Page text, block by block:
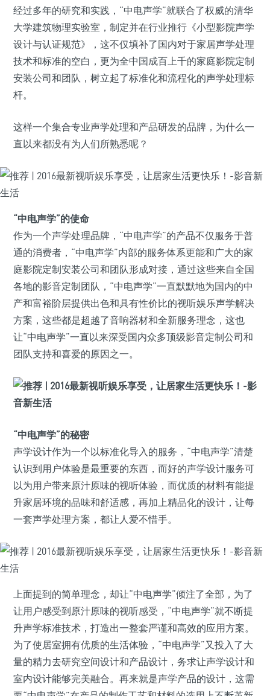
经过多年的研究和实践，“中电声学”就联合了权威的清华
大学建筑物理实验室，制定并在行业推行《小型影院声学
设计与认证规范》，这不仅填补了国内对于家居声学处理
技术和标准的空白，更为全中国成百上千的家庭影院定制
安装公司和团队，树立起了标准化和流程化的声学处理标
杆。
这样一个集合专业声学处理和产品研发的品牌，为什么一
直以来都没有为人们所熟悉呢？
“中电声学”的使命
作为一个声学处理品牌，“中电声学”的产品不仅服务于普
通的消费者，“中电声学”内部的服务体系更能和广大的家
庭影院定制安装公司和团队形成对接，通过这些来自全国
各地的影音定制团队，“中电声学”一直默默地为国内的中
产和富裕阶层提供出色和具有性价比的视听娱乐声学解决
方案，这些都是超越了音响器材和全新服务理念，这也
让“中电声学”一直以来深受国内众多顶级影音定制公司和
团队支持和喜爱的原因之一。
“中电声学”的秘密
声学设计作为一个以标准化导入的服务，“中电声学”清楚
认识到用户体验是最重要的东西，而好的声学设计服务可
以为用户带来原汁原味的视听体验，而优质的材料有能提
升家居环境的品味和舒适感，再加上精品化的设计，让每
一套声学处理方案，都让人爱不惜手。
上面提到的简单理念，却让“中电声学”倾注了全部，为了
让用户感受到原汁原味的视听感受，“中电声学”就不断提
升声学标准技术，打造出一整套严谨和高效的应用方案。
为了使居室拥有优质的生活体验，“中电声学”又投入了大
量的精力去研究空间设计和产品设计，务求让声学设计和
室内设计能够完美融合。再来就是声学产品的设计，这需